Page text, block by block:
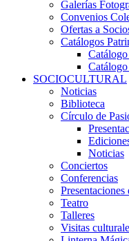
Galerías
Convenios
Ofertas a
Catálogos
Catálogo
Catálogo
SOCIOCULTURAL
Noticias
Biblioteca
Círculo de
Noticias
Conciertos
Conferencias
Presentaciones
Teatro
Talleres
Visitas